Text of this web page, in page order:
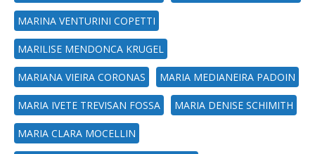
MARINA VENTURINI COPETTI
MARILISE MENDONCA KRUGEL
MARIANA VIEIRA CORONAS MARIA MEDIANEIRA PADOIN
MARIA IVETE TREVISAN FOSSA MARIA DENISE SCHIMITH
MARIA CLARA MOCELLIN